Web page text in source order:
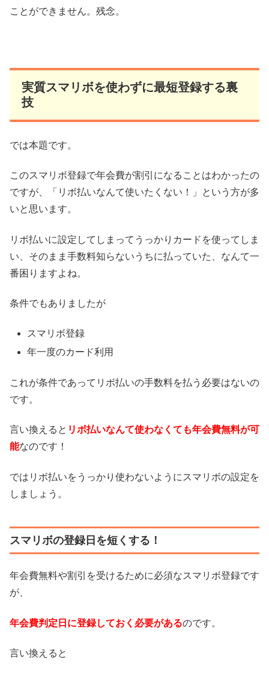
ことができません。残念。
実質スマリボを使わずに最短登録する裏
技
では本題です。
このスマリボ登録で年会費が割引になることはわかったの
ですが、「リボ払いなんて使いたくない！」という方が多
いと思います。
リボ払いに設定してしまってうっかりカードを使ってしま
い、そのまま手数料知らないうちに払っていた、なんて一
番困りますよね。
条件でもありましたが
スマリボ登録
年一度のカード利用
これが条件であってリボ払いの手数料を払う必要はないの
です。
言い換えると リボ払いなんて使わなくても年会費無料が可
能なのです！
ではリボ払いをうっかり使わないようにスマリボの設定を
しましょう。
スマリボの登録日を短くする！
年会費無料や割引を受けるために必須なスマリボ登録です
が、
年会費判定日に登録しておく必要があるのです。
言い換えると